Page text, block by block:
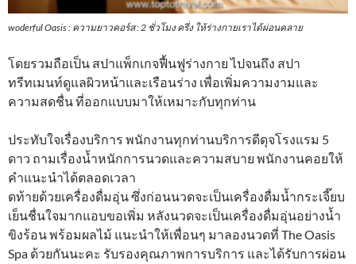
woderful Oasis : ความยาวคอร์ส : 2 ชั่วโมง ครึ่ง ให้ร่างกายเราได้ผ่อนคลาย
โดยรวมถือเป็น สปาแพ็กเกจฟื้นฟูร่างกาย ไปจนถึง สปา
ทรีทเมนท์ดูแลผิวหน้าและเรือนร่าง เพื่อเพิ่มความงามและ
ความสดชื่น ที่ออกแบบมาให้เหมาะกับทุกท่าน
ประทับใจเรื่องบริการ พนักงานทุกท่านบริการดีดุจโรงแรม 5
ดาว ถามเรื่องน้ำหนักการนวดและความสบาย พนักงานคอยให้
คำแนะนำได้ตลอดเวลา
ดท้ายด้วยเครื่องดื่มอุ่น ซึ่งก่อนนวดจะเป็นเครื่องดื่มน้ำกระเจี๊ยบ
เย็นชื่นใจมากแอบขอเพิ่ม หลังนวดจะเป็นเครื่องดื่มอุ่นอย่างน้ำ
ขิงร้อน พร้อมผลไม้ แนะนำให้เพื่อนๆ มาลองนวดที่ The Oasis
Spa ด้วยกันนะคะ รับรองคุณภาพการบริการ และได้รับการผ่อน